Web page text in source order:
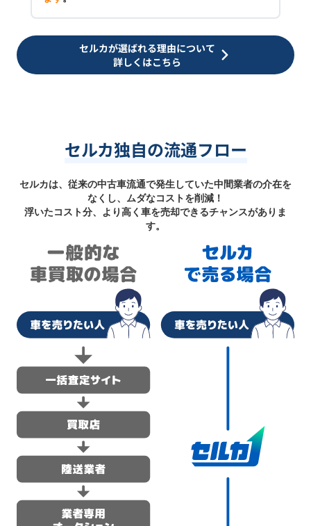
セルカが選ばれる理由について
詳しくはこちら
セルカ独自の流通フロー
セルカは、従来の中古車流通で発生していた中間業者の介在を
なくし、ムダなコストを削減！
浮いたコスト分、より高く車を売却できるチャンスがありま
す。